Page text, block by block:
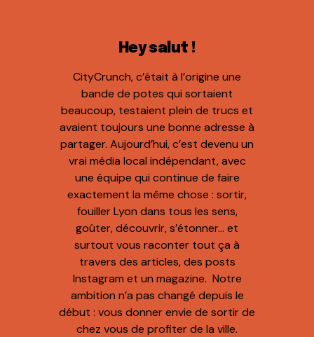
Hey salut !
CityCrunch, c’était à l’origine une
bande de potes qui sortaient
beaucoup, testaient plein de trucs et
avaient toujours une bonne adresse à
partager. Aujourd’hui, c’est devenu un
vrai média local indépendant, avec
une équipe qui continue de faire
exactement la même chose : sortir,
fouiller Lyon dans tous les sens,
goûter, découvrir, s’étonner… et
surtout vous raconter tout ça à
travers des articles, des posts
Instagram et un magazine. Notre
ambition n’a pas changé depuis le
début : vous donner envie de sortir de
chez vous de profiter de la ville.